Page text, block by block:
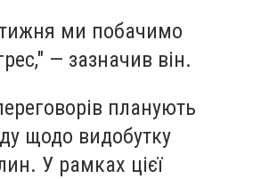
ми побачимо
— зазначив він.
планують
щодо видобутку
У рамках цієї